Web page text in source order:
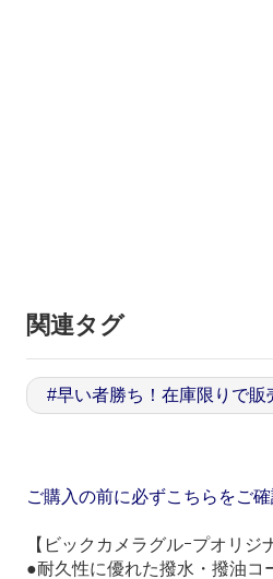
関連タグ
#早い者勝ち！在庫限りで販
ご購入の前に必ずこちらをご
【ビックカメラグルｰプオリジ
●耐久性に優れた撥水・撥油コ